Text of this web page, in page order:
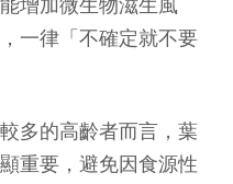
增加微生物滋生風
一律「不確定就不要
多的高齡者而言，葉
重要，避免因食源性